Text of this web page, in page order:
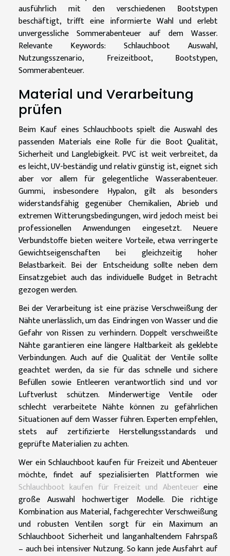
ausführlich mit den verschiedenen Bootstypen
beschäftigt, trifft eine informierte Wahl und erlebt
unvergessliche Sommerabenteuer auf dem Wasser.
Relevante Keywords: Schlauchboot Auswahl,
Nutzungsszenario, Freizeitboot, Bootstypen,
Sommerabenteuer.
Material und Verarbeitung
prüfen
Beim Kauf eines Schlauchboots spielt die Auswahl des
passenden Materials eine Rolle für die Boot Qualität,
Sicherheit und Langlebigkeit. PVC ist weit verbreitet, da
es leicht, UV-beständig und relativ günstig ist, eignet sich
aber vor allem für gelegentliche Wasserabenteuer.
Gummi, insbesondere Hypalon, gilt als besonders
widerstandsfähig gegenüber Chemikalien, Abrieb und
extremen Witterungsbedingungen, wird jedoch meist bei
professionellen Anwendungen eingesetzt. Neuere
Verbundstoffe bieten weitere Vorteile, etwa verringerte
Gewichtseigenschaften bei gleichzeitig hoher
Belastbarkeit. Bei der Entscheidung sollte neben dem
Einsatzgebiet auch das individuelle Budget in Betracht
gezogen werden.
Bei der Verarbeitung ist eine präzise Verschweißung der
Nähte unerlässlich, um das Eindringen von Wasser und die
Gefahr von Rissen zu verhindern. Doppelt verschweißte
Nähte garantieren eine längere Haltbarkeit als geklebte
Verbindungen. Auch auf die Qualität der Ventile sollte
geachtet werden, da sie für das schnelle und sichere
Befüllen sowie Entleeren verantwortlich sind und vor
Luftverlust schützen. Minderwertige Ventile oder
schlecht verarbeitete Nähte können zu gefährlichen
Situationen auf dem Wasser führen. Experten empfehlen,
stets auf zertifizierte Herstellungsstandards und
geprüfte Materialien zu achten.
Wer ein Schlauchboot kaufen für Freizeit und Abenteuer
möchte, findet auf spezialisierten Plattformen wie
Schlauchboot kaufen für Freizeit und Abenteuereine
große Auswahl hochwertiger Modelle. Die richtige
Kombination aus Material, fachgerechter Verschweißung
und robusten Ventilen sorgt für ein Maximum an
Schlauchboot Sicherheit und langanhaltendem Fahrspaß
– auch bei intensiver Nutzung. So kann jede Ausfahrt auf